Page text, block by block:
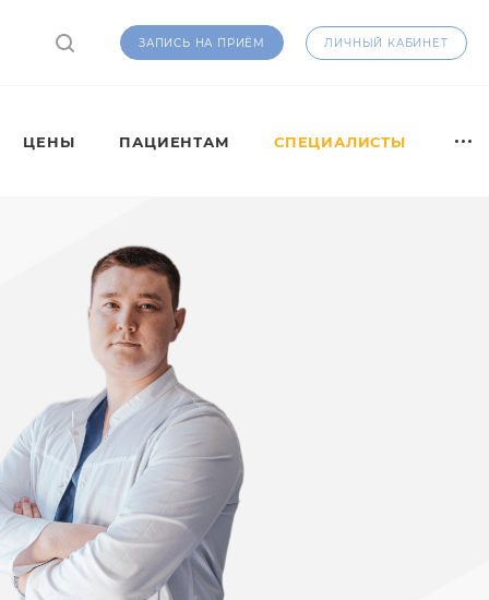
ЗАПИСЬ НА ПРИЁМ ЛИЧНЫЙ КАБИНЕТ
ЦЕНЫ ПАЦИЕНТАМ СПЕЦИАЛИСТЫ